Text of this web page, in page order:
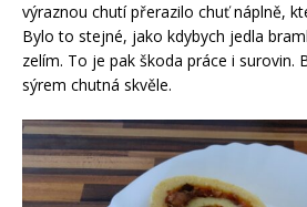
výraznou chutí přerazilo chuť náplně,
Bylo to stejné, jako kdybych jedla
zelím. To je pak škoda práce i surovin.
sýrem chutná skvěle.